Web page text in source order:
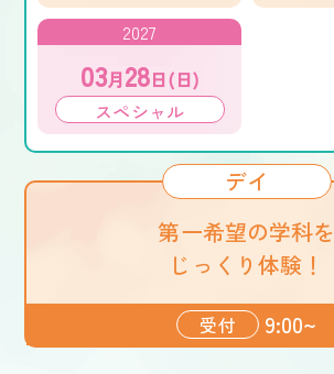
2027
03月28日(日)
スペシャル
デイ
第一希望の学科を
じっくり体験！
受付 9:00~